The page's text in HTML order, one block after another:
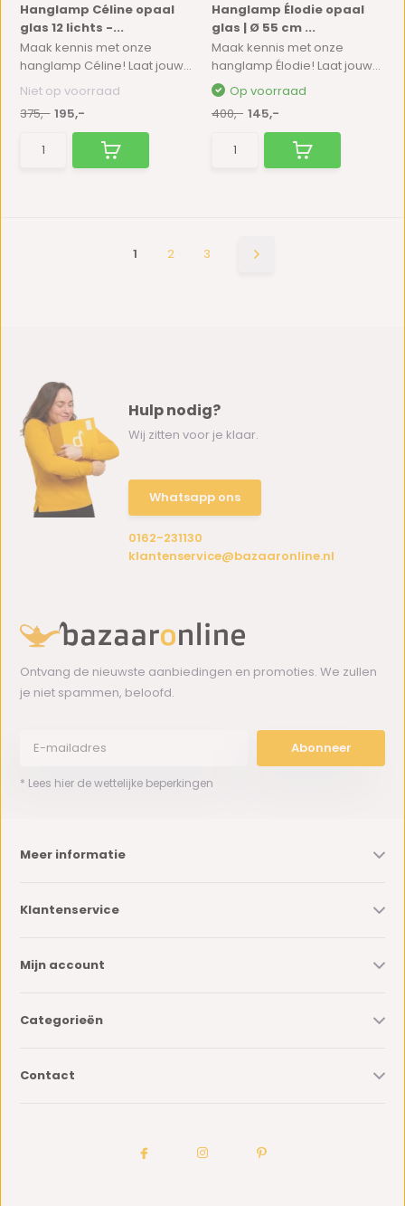
Hanglamp Céline opaal
glas 12 lichts -...
Maak kennis met onze
hanglamp Céline! Laat jouw...
Niet op voorraad
375,- 195,-
Hanglamp Élodie opaal
glas | Ø 55 cm ...
Maak kennis met onze
hanglamp Élodie! Laat jouw...
Op voorraad
400,- 145,-
1 2 3
Hulp nodig?
Wij zitten voor je klaar.
Whatsapp ons
0162-231130
klantenservice@bazaaronline.nl
Ontvang de nieuwste aanbiedingen en promoties. We zullen
je niet spammen, beloofd.
Abonneer
* Lees hier de wettelijke beperkingen
Meer informatie
Klantenservice
Mijn account
Categorieën
Contact